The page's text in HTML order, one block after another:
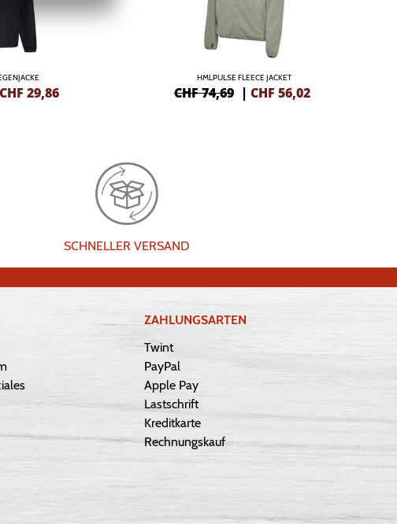
CHF 29,86
HMLPULSE FLEECE JACKET
CHF 74,69 | CHF 56,02
SCHNELLER VERSAND
ZAHLUNGSARTEN
Twint
PayPal
Apple Pay
Lastschrift
Kreditkarte
Rechnungskauf